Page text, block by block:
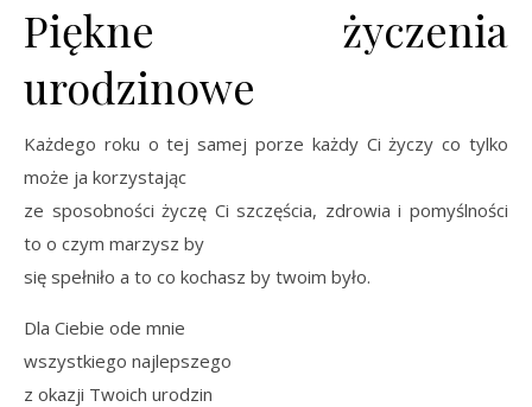
Piękne życzenia
urodzinowe
Każdego roku o tej samej porze każdy Ci życzy co tylko
może ja korzystając
ze sposobności życzę Ci szczęścia, zdrowia i pomyślności
to o czym marzysz by
się spełniło a to co kochasz by twoim było.
Dla Ciebie ode mnie
wszystkiego najlepszego
z okazji Twoich urodzin